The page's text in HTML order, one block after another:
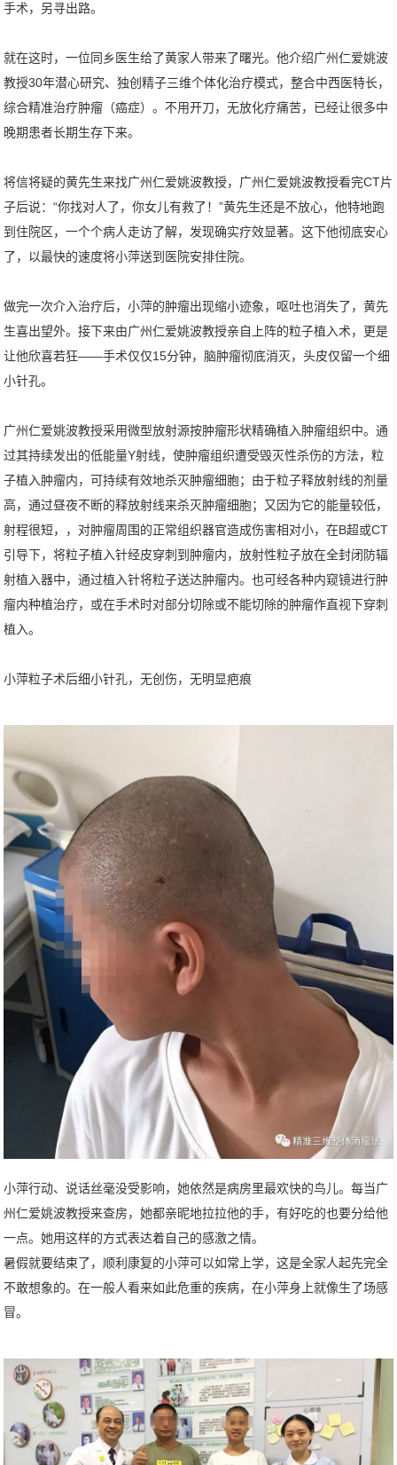
手术，另寻出路。
就在这时，一位同乡医生给了黄家人带来了曙光。他介绍广州仁爱姚波
教授30年潜心研究、独创精子三维个体化治疗模式，整合中西医特长，
综合精准治疗肿瘤（癌症）。不用开刀，无放化疗痛苦，已经让很多中
晚期患者长期生存下来。
将信将疑的黄先生来找广州仁爱姚波教授，广州仁爱姚波教授看完CT片
子后说：“你找对人了，你女儿有救了！”黄先生还是不放心，他特地跑
到住院区，一个个病人走访了解，发现确实疗效显著。这下他彻底安心
了，以最快的速度将小萍送到医院安排住院。
做完一次介入治疗后，小萍的肿瘤出现缩小迹象，呕吐也消失了，黄先
生喜出望外。接下来由广州仁爱姚波教授亲自上阵的粒子植入术，更是
让他欣喜若狂——手术仅仅15分钟，脑肿瘤彻底消灭，头皮仅留一个细
小针孔。
广州仁爱姚波教授采用微型放射源按肿瘤形状精确植入肿瘤组织中。通
过其持续发出的低能量Y射线，使肿瘤组织遭受毁灭性杀伤的方法，粒
子植入肿瘤内，可持续有效地杀灭肿瘤细胞；由于粒子释放射线的剂量
高，通过昼夜不断的释放射线来杀灭肿瘤细胞；又因为它的能量较低，
射程很短，，对肿瘤周围的正常组织器官造成伤害相对小，在B超或CT
引导下，将粒子植入针经皮穿刺到肿瘤内，放射性粒子放在全封闭防辐
射植入器中，通过植入针将粒子送达肿瘤内。也可经各种内窥镜进行肿
瘤内种植治疗，或在手术时对部分切除或不能切除的肿瘤作直视下穿刺
植入。
小萍粒子术后细小针孔，无创伤，无明显疤痕
小萍行动、说话丝毫没受影响，她依然是病房里最欢快的鸟儿。每当广
州仁爱姚波教授来查房，她都亲昵地拉拉他的手，有好吃的也要分给他
一点。她用这样的方式表达着自己的感激之情。
暑假就要结束了，顺利康复的小萍可以如常上学，这是全家人起先完全
不敢想象的。在一般人看来如此危重的疾病，在小萍身上就像生了场感
冒。